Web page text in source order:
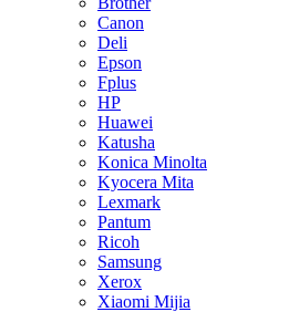
Canon
Deli
Epson
Fplus
HP
Huawei
Katusha
Konica Minolta
Kyocera Mita
Lexmark
Pantum
Ricoh
Samsung
Xerox
Xiaomi Mijia